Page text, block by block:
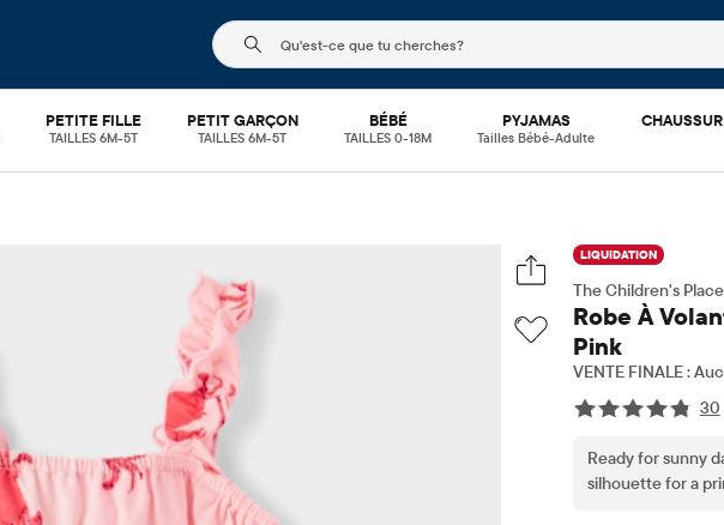
PETITE FILLE
TAILLES 6M-5T
PETIT GARÇON
TAILLES 6M-5T
BÉBÉ
TAILLES 0-18M
PYJAMAS
Tailles Bébé-Adulte
LIQUIDATION
The Children's
Robe À
Pink
VENTE FINALE :
30
Ready for sunny
silhouette for a